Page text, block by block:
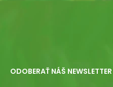
ODOBERAŤ NÁŠ NEWSLETTER